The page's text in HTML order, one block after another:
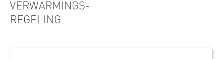
VERWARMINGS-
REGELING